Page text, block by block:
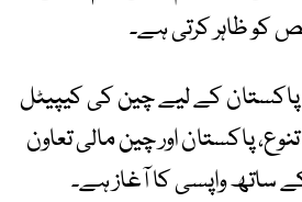
کو ظاہر کرتی ہے۔
پاکستان کے لیے چین کی کیپیٹل
پاکستان اور چین مالی تعاون
ساتھ واپسی کا آغاز ہے۔